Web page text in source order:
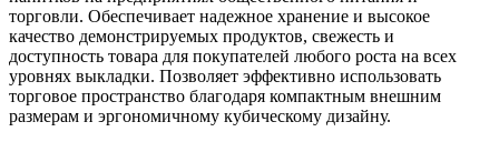
торговли. Обеспечивает надежное хранение и высокое
качество демонстрируемых продуктов, свежесть и
доступность товара для покупателей любого роста на всех
уровнях выкладки. Позволяет эффективно использовать
торговое пространство благодаря компактным внешним
размерам и эргономичному кубическому дизайну.